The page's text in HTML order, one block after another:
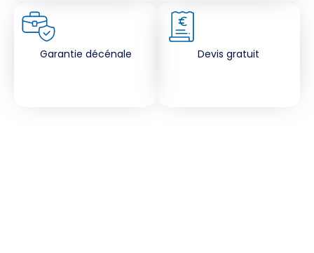
Garantie décénale Devis gratuit